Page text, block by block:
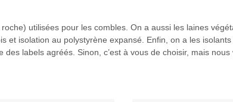
utilisées pour les combles. On a aussi les laines
isolation au polystyrène expansé. Enfin, on a les
labels agréés. Sinon, c’est à vous de choisir, mais